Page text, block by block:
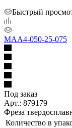
Быстрый
MAA4-050-25-075
Под заказ
Арт.: 879179
Фреза
Количество в